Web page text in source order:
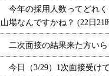
今年の採用人数ってどれく
山場なんですかね？ (22日21
二次面接の結果来た方いら
今日（3/29）1次面接受け